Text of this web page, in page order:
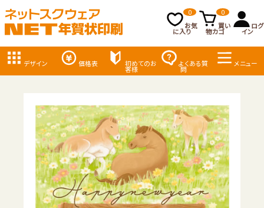
お気
に入り
0
買い
物カゴ
0
ログ
イン
デザイン 価格表 初めてのお
客様
よくある質
問
メニュー